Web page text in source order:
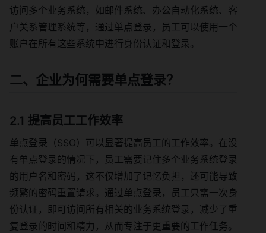
访问多个业务系统，如邮件系统、办公自动化系统、客
户关系管理系统等，通过单点登录，员工可以使用一个
账户在所有这些系统中进行身份认证和登录。
二、企业为何需要单点登录？
2.1 提高员工工作效率
单点登录（SSO）可以显著提高员工的工作效率。在没
有单点登录的情况下，员工需要记住多个业务系统登录
的用户名和密码，这不仅增加了记忆负担，还可能导致
频繁的密码重置请求。通过单点登录，员工只需一次身
份认证，即可访问所有相关的业务系统登录，减少了重
复登录的时间和精力，从而专注于更重要的工作任务。